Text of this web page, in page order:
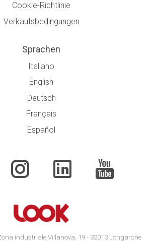
Cookie-Richtlinie
Verkaufsbedingungen
Sprachen
Italiano
English
Deutsch
Français
Español
industriale Villanova, 19 - 32013 Longarone